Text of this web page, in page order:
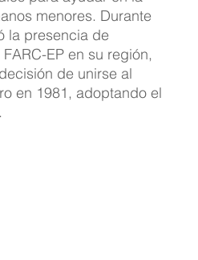
menores. Durante
la presencia de
EP en su región,
de unirse al
en 1981, adoptando el